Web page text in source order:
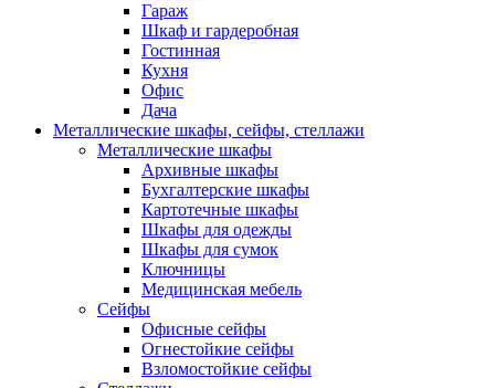
Гараж
Шкаф и гардеробная
Гостинная
Кухня
Офис
Дача
Металлические шкафы, сейфы, стеллажи
Металлические шкафы
Архивные шкафы
Бухгалтерские шкафы
Картотечные шкафы
Шкафы для одежды
Шкафы для сумок
Ключницы
Медицинская мебель
Сейфы
Офисные сейфы
Огнестойкие сейфы
Взломостойкие сейфы